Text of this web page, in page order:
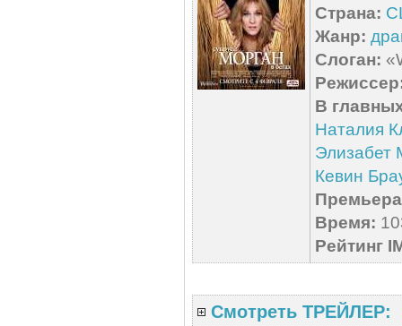
Страна:
Жанр:
Слоган:
В
Наталия
Элизабет
Кевин
Время:
Рейтинг
Смотреть ТРЕЙЛЕР: